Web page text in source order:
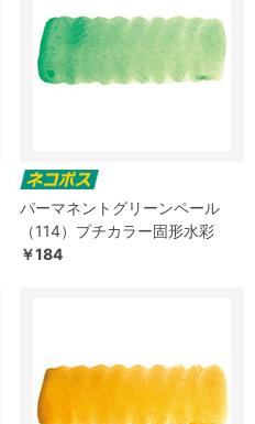
パーマネントグリーンペール
（114）プチカラー固形水彩
￥184